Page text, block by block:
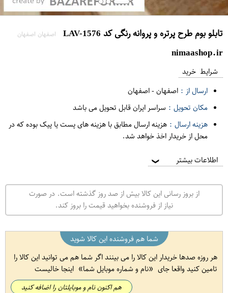
تابلو بوم طرح پرتره و پروانه رنگی کد LAV-1576 اصفهان اصفهان
nimaashop.ir
شرایط خرید
ارسال از : اصفهان-اصفهان
مکان تحویل : سراسر ایران قابل تحویل می باشد
هزینه ارسال : هزینه ارسال مطابق با هزینه های پست یا پیک بوده که در
محل از خریدار اخذ خواهد شد.
اطلاعات بیشتر ❯
از بروز رسانی این کالا بیش از صد روز گذشته است. در صورت
نیاز از فروشنده بخواهید قیمت را بروز کند.
شما هم فروشنده این کالا شوید
هر روزه صدها خریدار این کالا را می بینند اگر شما هم می توانید این کالا را
تامین کنید واقعا جای
نام و شماره موبایل شما اینجا خالیست
هم اکنون نام و موبایلتان را اضافه کنید